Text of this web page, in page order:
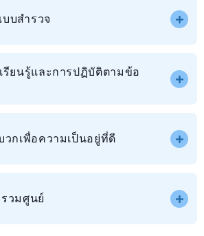
บสำรวจ
รียนรู้และการปฏิบัติตามข้อ
วกเพื่อความเป็นอยู่ที่ดี
วมศูนย์